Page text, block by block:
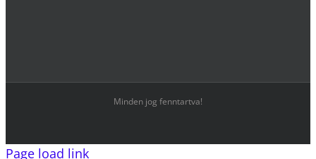
Minden jog fenntartva!
Page load link